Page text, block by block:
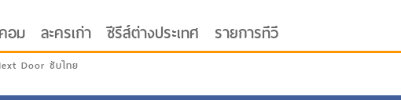
อม ละครเก่า ซีรีส์ต่างประเทศ รายการทีวี
Door ซับไทย